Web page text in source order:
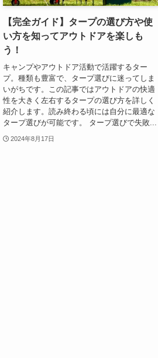
【完全ガイド】タープの選び方や使
い方を知ってアウトドアを楽しも
う！
キャンプやアウトドア活動で活躍するター
プ。種類も豊富で、タープ選びに迷ってしま
いがちです。この記事ではアウトドアの快適
性を大きく左右するタープの選び方を詳しく
紹介します。読み終わる頃には自分に最適な
タープ選びが可能です。 タープ選びで失敗...
2024年8月17日